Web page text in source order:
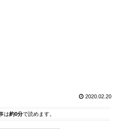
2020.02.20
は約0分で読めます。